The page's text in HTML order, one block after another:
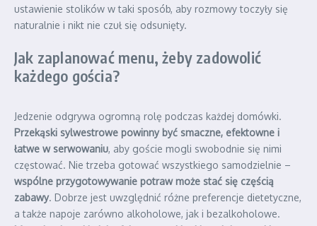
ustawienie stolików w taki sposób, aby rozmowy toczyły się
naturalnie i nikt nie czuł się odsunięty.
Jak zaplanować menu, żeby zadowolić
każdego gościa?
Jedzenie odgrywa ogromną rolę podczas każdej domówki.
Przekąski sylwestrowe powinny być smaczne, efektowne i
łatwe w serwowaniu, aby goście mogli swobodnie się nimi
częstować. Nie trzeba gotować wszystkiego samodzielnie –
wspólne przygotowywanie potraw może stać się częścią
zabawy. Dobrze jest uwzględnić różne preferencje dietetyczne,
a także napoje zarówno alkoholowe, jak i bezalkoholowe.